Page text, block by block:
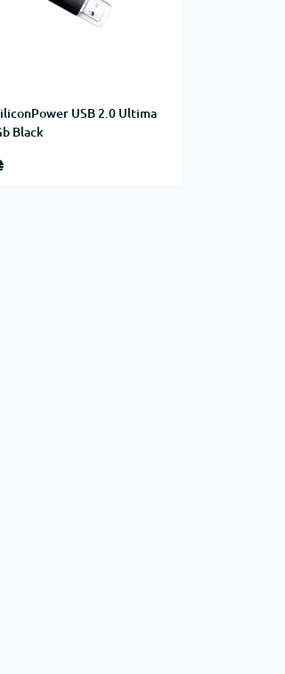
USB 2.0 Ultima
Black